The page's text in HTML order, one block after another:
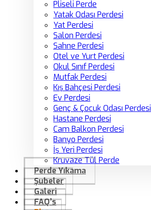
Pliseli Perde
Yatak Odası Perdesi
Yat Perdesi
Salon Perdesi
Sahne Perdesi
Otel ve Yurt Perdesi
Okul Sınıf Perdesi
Mutfak Perdesi
Kış Bahçesi Perdesi
Ev Perdesi
Genç & Çocuk Odası Perdesi
Hastane Perdesi
Cam Balkon Perdesi
Banyo Perdesi
İş Yeri Perdesi
Kruvaze Tül Perde
Perde Yıkama
Şubeler
Galeri
FAQ’s